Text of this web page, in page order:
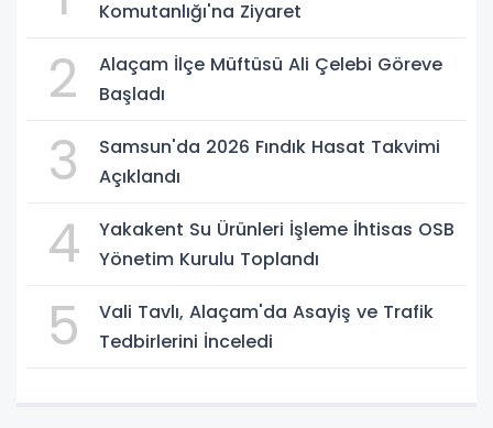
Komutanlığı'na Ziyaret
2
Alaçam İlçe Müftüsü Ali Çelebi Göreve
Başladı
3
Samsun'da 2026 Fındık Hasat Takvimi
Açıklandı
4
Yakakent Su Ürünleri İşleme İhtisas OSB
Yönetim Kurulu Toplandı
5
Vali Tavlı, Alaçam'da Asayiş ve Trafik
Tedbirlerini İnceledi